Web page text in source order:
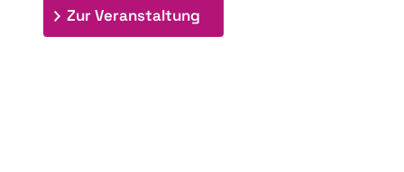
Zur Veranstaltung